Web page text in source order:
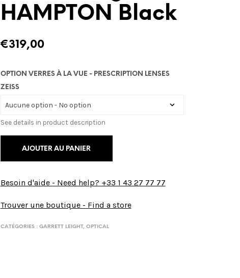
HAMPTON Black
€319,00
OPTION VERRES À LA VUE - PRESCRIPTION LENSES
ZEISS
See details in product description
AJOUTER AU PANIER
Besoin d'aide - Need help? +33 1 43 27 77 77
Trouver une boutique - Find a store
CATÉGORIES : GARRETT LEIGHT, OPTICAL